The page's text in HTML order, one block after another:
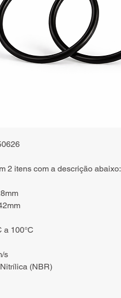
2 itens com a descrição abaixo:
a 100°C
s
(NBR)